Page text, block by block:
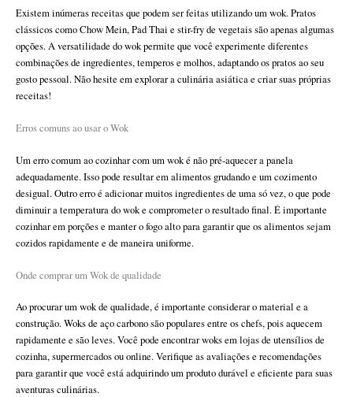
Existem inúmeras receitas que podem ser feitas utilizando um wok. Pratos
clássicos como Chow Mein, Pad Thai e stir-fry de vegetais são apenas algumas
opções. A versatilidade do wok permite que você experimente diferentes
combinações de ingredientes, temperos e molhos, adaptando os pratos ao seu
gosto pessoal. Não hesite em explorar a culinária asiática e criar suas próprias
receitas!
Erros comuns ao usar o Wok
Um erro comum ao cozinhar com um wok é não pré-aquecer a panela
adequadamente. Isso pode resultar em alimentos grudando e um cozimento
desigual. Outro erro é adicionar muitos ingredientes de uma só vez, o que pode
diminuir a temperatura do wok e comprometer o resultado final. É importante
cozinhar em porções e manter o fogo alto para garantir que os alimentos sejam
cozidos rapidamente e de maneira uniforme.
Onde comprar um Wok de qualidade
Ao procurar um wok de qualidade, é importante considerar o material e a
construção. Woks de aço carbono são populares entre os chefs, pois aquecem
rapidamente e são leves. Você pode encontrar woks em lojas de utensílios de
cozinha, supermercados ou online. Verifique as avaliações e recomendações
para garantir que você está adquirindo um produto durável e eficiente para suas
aventuras culinárias.